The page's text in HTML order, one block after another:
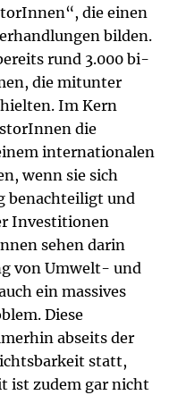
die einen
bilden.
rund 3.000 bi-
die mitunter
Im Kern
die
internationalen
wenn sie sich
benachteiligt und
Investitionen
sehen darin
von Umwelt- und
ein massives
Diese
abseits der
statt,
ist zudem gar nicht